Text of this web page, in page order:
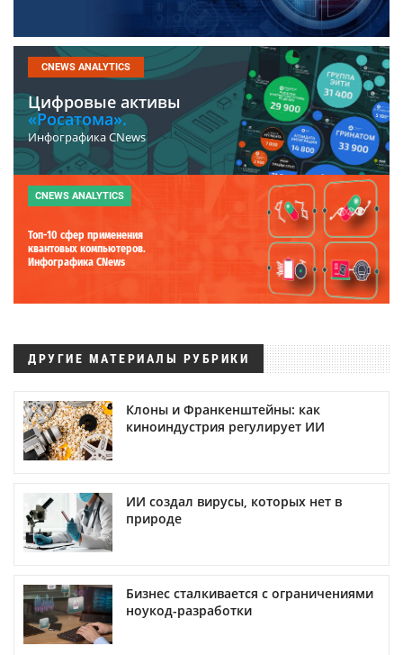
CNEWS ANALYTICS
Цифровые активы
«Росатома».
Инфографика CNews
CNEWS ANALYTICS
Топ-10 сфер применения
квантовых компьютеров.
Инфографика CNews
ДРУГИЕ МАТЕРИАЛЫ РУБРИКИ
Клоны и Франкенштейны: как
киноиндустрия регулирует ИИ
ИИ создал вирусы, которых нет в
природе
Бизнес сталкивается с ограничениями
ноукод-разработки